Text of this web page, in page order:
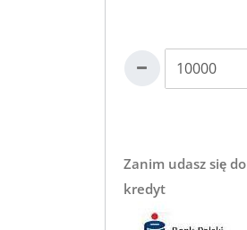
Zanim udasz się
kredyt